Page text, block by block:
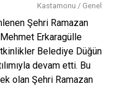
Kastamonu / Genel
Şehri Ramazan
Erkaragülle
Belediye Düğün
devam etti. Bu
olan Şehri Ramazan